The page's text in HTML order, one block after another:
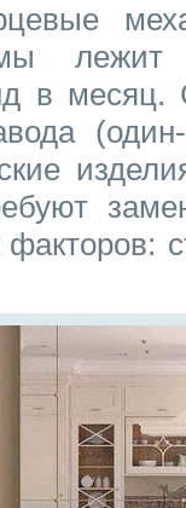
в месяц.